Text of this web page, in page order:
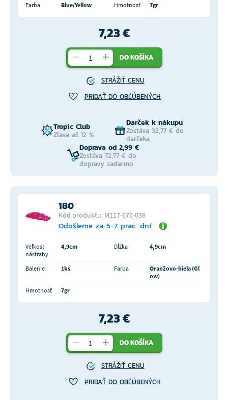
Farba
Blue/Yellow Hmotnosť 7gr
7,23 €
DO KOŠÍKA
STRÁŽIŤ CENU
PRIDAŤ DO OBĽÚBENÝCH
Tropic Club
Zľava až 12 %
Darček k nákupu
Zostáva 32,77 € do
darčeka
Doprava od 2,99 €
Zostáva 72,77 € do
dopravy zadarmo
180
Kód produktu: M117-676-038
Odošleme za 5-7 prac. dní
Veľkosť
nástrahy
4,9cm Dĺžka 4,9cm
Balenie 1ks Farba
Oranžovo-biela (Gl
ow)
Hmotnosť
7gr
7,23 €
DO KOŠÍKA
STRÁŽIŤ CENU
PRIDAŤ DO OBĽÚBENÝCH